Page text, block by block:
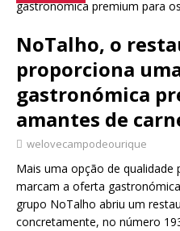
NoTalho, o
proporciona
gastronómica
amantes de
welovecampodeourique
Mais uma opção de qualidade
marcam a oferta
grupo NoTalho abriu um
concretamente, no número